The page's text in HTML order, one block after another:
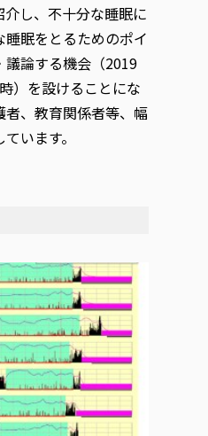
し、不十分な睡眠に
眠をとるためのポイ
議論する機会（2019
）を設けることにな
者、教育関係者等、幅
います。